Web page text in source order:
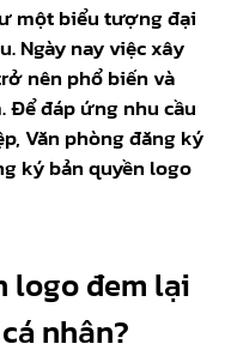
một biểu tượng đại
Ngày nay việc xây
nên phổ biến và
đáp ứng nhu cầu
Văn phòng đăng ký
ký bản quyền logo
logo đem lại
nhân?